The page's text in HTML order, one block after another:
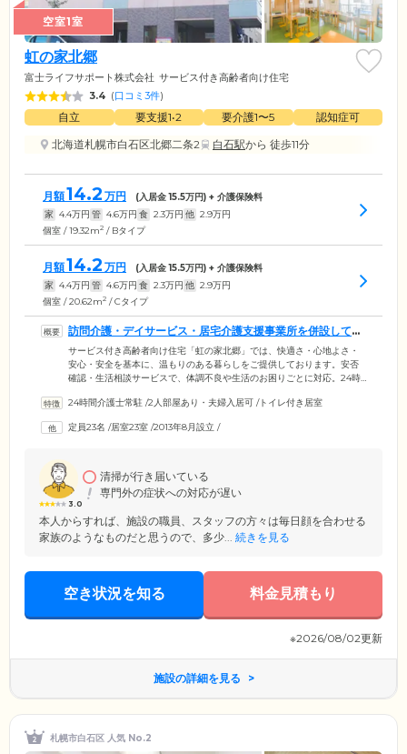
空室1室
虹の家北郷
富士ライフサポート株式会社 サービス付き高齢者向け住宅
3.4 (口コミ3件)
自立 要支援1•2 要介護1〜5
認知症可
北海道札幌市白石区北郷二条2
白石駅から 徒歩11分
月額14.2 万円 (入居金15.5万円) + 介護保険料
家 4.4万円 管 4.6万円 食 2.3万円 他 2.9万円
個室 / 19.32m2 / Bタイプ
月額14.2 万円 (入居金15.5万円) + 介護保険料
家 4.4万円 管 4.6万円 食 2.3万円 他 2.9万円
個室 / 20.62m2 / Cタイプ
訪問介護・デイサービス・居宅介護支援事業所を併設してい
ます
サービス付き高齢者向け住宅「虹の家北郷」では、快適さ・心地よさ・
安心・安全を基本に、温もりのある暮らしをご提供しております。安否
確認・生活相談サービスで、体調不良や生活のお困りごとに対応。24時
「ひとり暮らしで防犯や防災が気になる」そんなお悩みのある方にしっ
ス・居宅介護支援事業所を併設。介護が必要なご入居者様には、各部門
します。
24時間介護士常駐 /2人部屋あり・夫婦入居可 /トイレ付き居室
定員23名 /居室23室 /2013年8月設立 /
3.0
清掃が行き届いている
専門外の症状への対応が遅い
本人からすれば、施設の職員、スタッフの方々は毎日顔を合わせる
家族のようなものだと思うので、多少... 続きを見る
空き状況を知る 料金見積もり
※2026/08/02更新
施設の詳細を見る
札幌市白石区 人気 No.2